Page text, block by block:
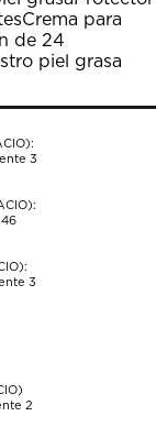
Crema para
de 24
piel grasa
3
3
2